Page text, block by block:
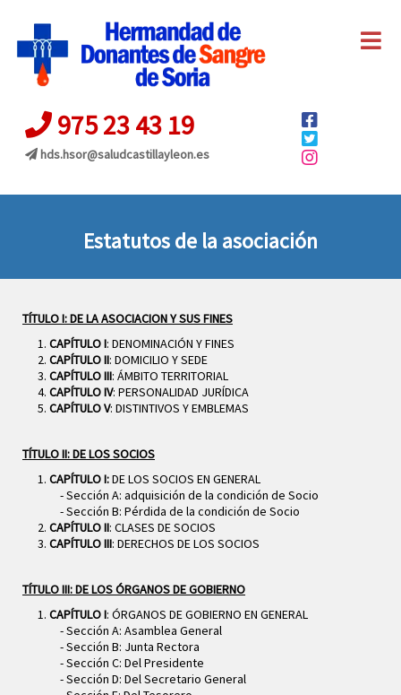
975 23 43 19
hds.hsor@saludcastillayleon.es
Estatutos de la asociación
TÍTULO I: DE LA ASOCIACION Y SUS FINES
CAPÍTULO I: DENOMINACIÓN Y FINES
CAPÍTULO II: DOMICILIO Y SEDE
CAPÍTULO III: ÁMBITO TERRITORIAL
CAPÍTULO IV: PERSONALIDAD JURÍDICA
CAPÍTULO V: DISTINTIVOS Y EMBLEMAS
TÍTULO II: DE LOS SOCIOS
CAPÍTULO I:DE LOS SOCIOS EN GENERAL
- Sección A: adquisición de la condición de Socio
- Sección B: Pérdida de la condición de Socio
CAPÍTULO II: CLASES DE SOCIOS
CAPÍTULO III: DERECHOS DE LOS SOCIOS
TÍTULO III: DE LOS ÓRGANOS DE GOBIERNO
CAPÍTULO I: ÓRGANOS DE GOBIERNO EN GENERAL
- Sección A: Asamblea General
- Sección B: Junta Rectora
- Sección C: Del Presidente
- Sección D: Del Secretario General